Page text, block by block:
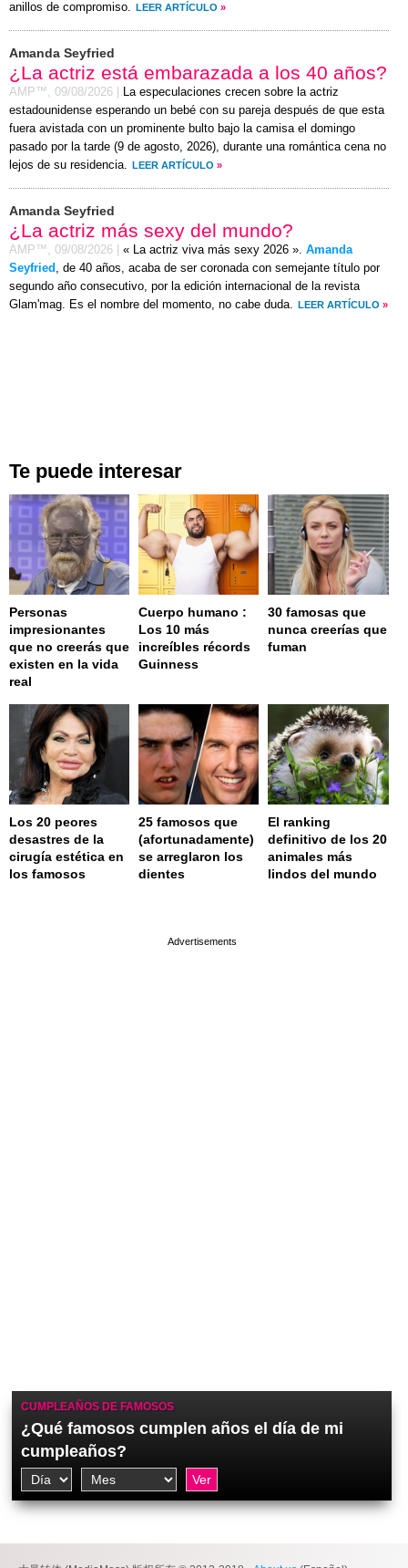
anillos de compromiso. LEER ARTÍCULO »
Amanda Seyfried
¿La actriz está embarazada a los 40 años?
AMP™, 09/08/2026
La especulaciones crecen sobre la actriz
estadounidense esperando un bebé con su pareja después de que esta
fuera avistada con un prominente bulto bajo la camisa el domingo
pasado por la tarde (9 de agosto, 2026), durante una romántica cena no
lejos de su residencia. LEER ARTÍCULO »
Amanda Seyfried
¿La actriz más sexy del mundo?
AMP™, 09/08/2026 « La actriz viva más sexy 2026 ». Amanda
Seyfried , de 40 años, acaba de ser coronada con semejante título por
segundo año consecutivo, por la edición internacional de la revista
Glam'mag. Es el nombre del momento, no cabe duda. LEER ARTÍCULO »
Te puede interesar
Personas
impresionantes
que no creerás que
existen en la vida
real
Cuerpo humano :
Los 10 más
increíbles récords
Guinness
30 famosas que
nunca creerías que
fuman
Los 20 peores
desastres de la
cirugía estética en
los famosos
25 famosos que
(afortunadamente)
se arreglaron los
dientes
El ranking
definitivo de los 20
animales más
lindos del mundo
CUMPLEAÑOS DE FAMOSOS
¿Qué famosos cumplen años el día de mi
cumpleaños?